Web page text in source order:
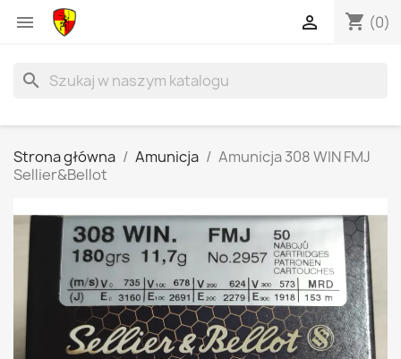
 shopping_cart (0)

search
Strona główna Amunicja
Amunicja 308 WIN FMJ
Sellier&Bellot